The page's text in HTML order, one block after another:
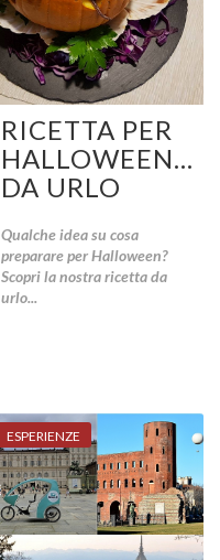
RICETTA PER
HALLOWEEN...
DA URLO
Qualche idea su cosa
preparare per Halloween?
Scopri la nostra ricetta da
urlo...
ESPERIENZE